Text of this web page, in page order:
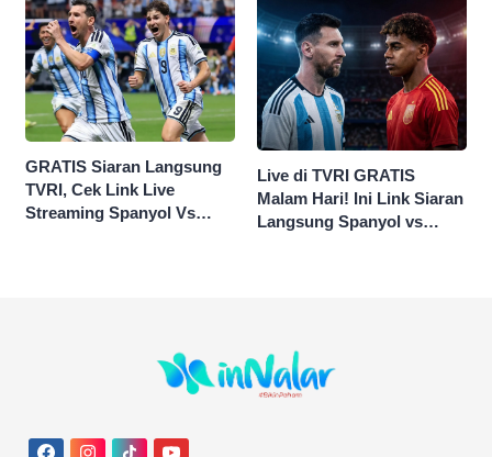
GRATIS Siaran Langsung
TVRI, Cek Link Live
Streaming Spanyol Vs
Live di TVRI GRATIS
Malam Hari! Ini Link Siaran
Langsung Spanyol vs